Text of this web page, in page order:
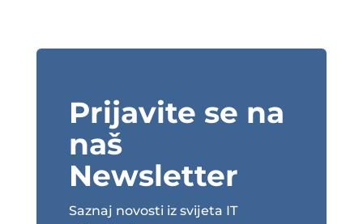
Prijavite se na
naš
Newsletter
Saznaj novosti iz svijeta IT